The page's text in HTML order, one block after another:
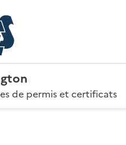
de permis et certificats